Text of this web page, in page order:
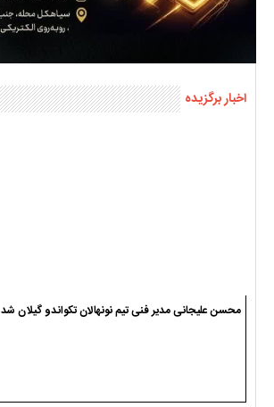
اخبار برگزیده
محسن علیجانی مدیر فنی تیم نونهالان تکواندو گیلان شد